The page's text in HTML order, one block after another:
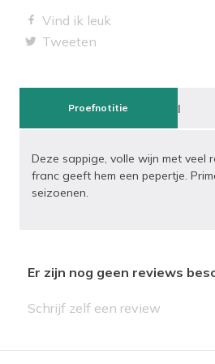
Vind ik leuk
Tweeten
Proefnotitie
Deze sappige, volle wijn met
franc geeft hem een pepertje.
seizoenen.
Er zijn nog geen reviews
Schrijf zelf een review